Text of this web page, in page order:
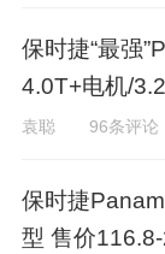
保时捷“最强
4.0T+电机/
袁聪 96条评论
保时捷
型 售价